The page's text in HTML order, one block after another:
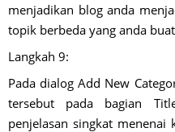
menjadikan blog anda
topik berbeda yang anda
Langkah 9:
Pada dialog Add New
tersebut pada bagian
penjelasan singkat menenai